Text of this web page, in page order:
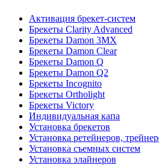
Активация брекет-систем
Брекеты Clarity Advanced
Брекеты Damon 3MX
Брекеты Damon Clear
Брекеты Damon Q
Брекеты Damon Q2
Брекеты Incognito
Брекеты Ortholight
Брекеты Victory
Индивидуальная капа
Установка брекетов
Установка ретейнеров,
Установка съемных систем
Установка элайнеров